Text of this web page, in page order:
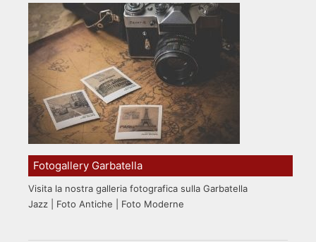
Fotogallery Garbatella
Visita la nostra galleria fotografica sulla Garbatella
Jazz | Foto Antiche | Foto Moderne